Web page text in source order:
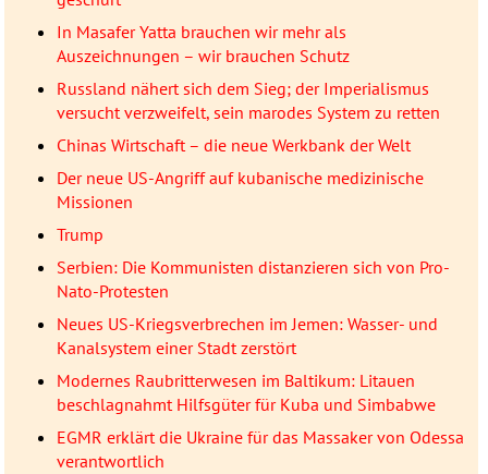
In Masafer Yatta brauchen wir mehr als
Auszeichnungen – wir brauchen Schutz
Russland nähert sich dem Sieg; der Imperialismus
versucht verzweifelt, sein marodes System zu retten
Chinas Wirtschaft – die neue Werkbank der Welt
Der neue US-Angriff auf kubanische medizinische
Missionen
Trump
Serbien: Die Kommunisten distanzieren sich von Pro-
Nato-Protesten
Neues US-Kriegsverbrechen im Jemen: Wasser- und
Kanalsystem einer Stadt zerstört
Modernes Raubritterwesen im Baltikum: Litauen
beschlagnahmt Hilfsgüter für Kuba und Simbabwe
EGMR erklärt die Ukraine für das Massaker von Odessa
verantwortlich